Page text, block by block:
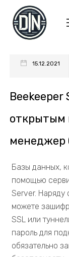
15.12.2021
Beekeeper
открытым
менеджер
Базы данных,
помощью
Server.
можете
SSL или
пароль для
обязательно